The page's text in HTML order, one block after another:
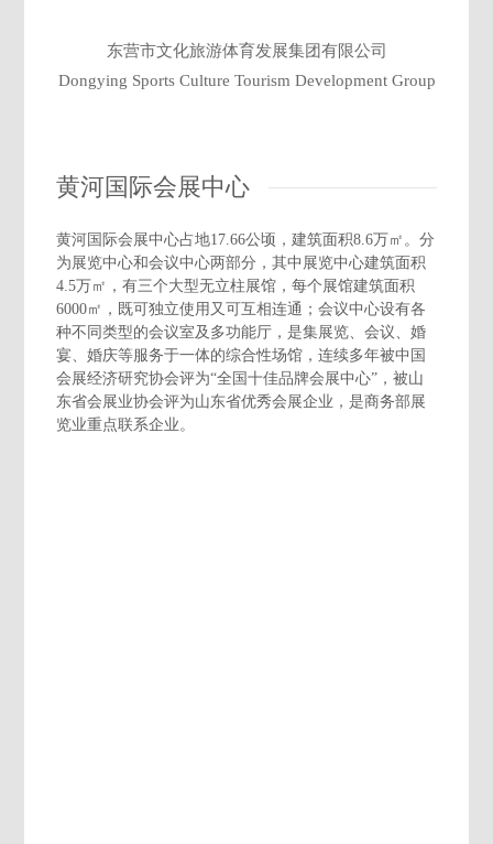
东营市文化旅游体育发展集团有限公司
Dongying Sports Culture Tourism Development Group
黄河国际会展中心
黄河国际会展中心占地17.66公顷，建筑面积8.6万㎡。分
为展览中心和会议中心两部分，其中展览中心建筑面积
4.5万㎡，有三个大型无立柱展馆，每个展馆建筑面积
6000㎡，既可独立使用又可互相连通；会议中心设有各
种不同类型的会议室及多功能厅，是集展览、会议、婚
宴、婚庆等服务于一体的综合性场馆，连续多年被中国
会展经济研究协会评为“全国十佳品牌会展中心”，被山
东省会展业协会评为山东省优秀会展企业，是商务部展
览业重点联系企业。